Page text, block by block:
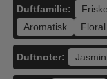
Duftfamilie:
Aromatisk
Duftnoter: Jasmin